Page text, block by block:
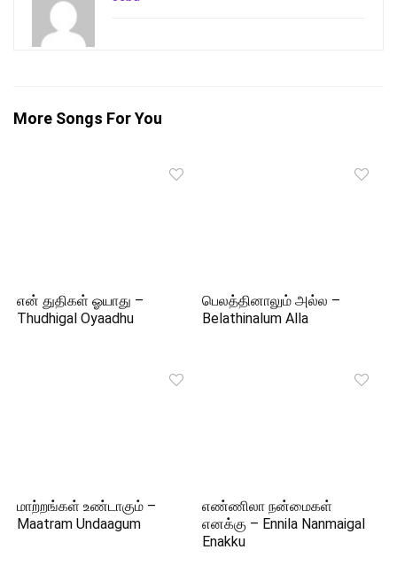
More Songs For You
என் துதிகள் ஓயாது –
Thudhigal Oyaadhu
பெலத்தினாலும் அல்ல –
Belathinalum Alla
மாற்றங்கள் உண்டாகும் –
Maatram Undaagum
எண்ணிலா நன்மைகள்
எனக்கு – Ennila Nanmaigal
Enakku